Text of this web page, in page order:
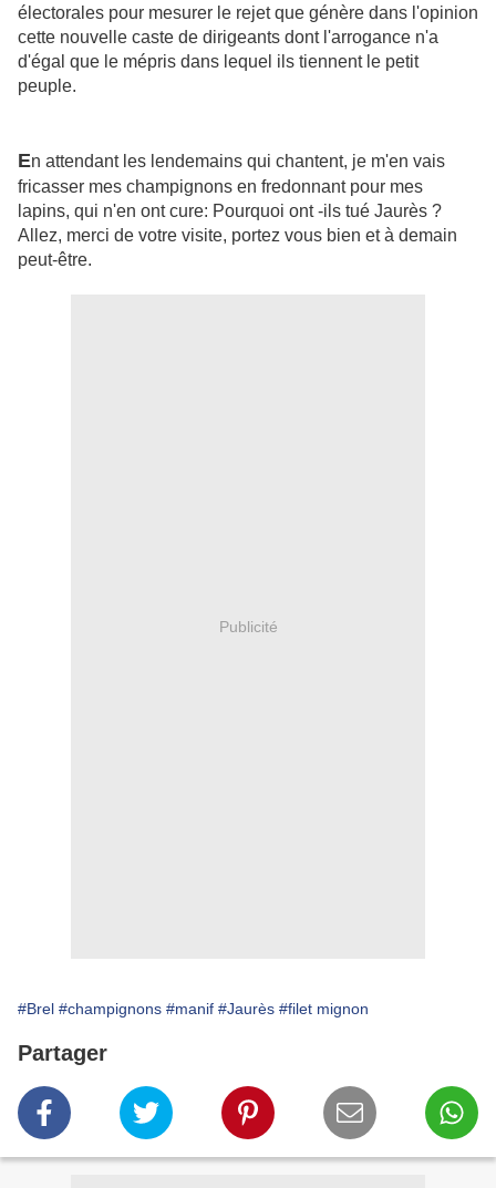
électorales pour mesurer le rejet que génère dans l'opinion
cette nouvelle caste de dirigeants dont l'arrogance n'a
d'égal que le mépris dans lequel ils tiennent le petit
peuple.
En attendant les lendemains qui chantent, je m'en vais
fricasser mes champignons en fredonnant pour mes
lapins, qui n'en ont cure: Pourquoi ont -ils tué Jaurès ?
Allez, merci de votre visite, portez vous bien et à demain
peut-être.
Publicité
#Brel #champignons #manif #Jaurès #filet mignon
Partager